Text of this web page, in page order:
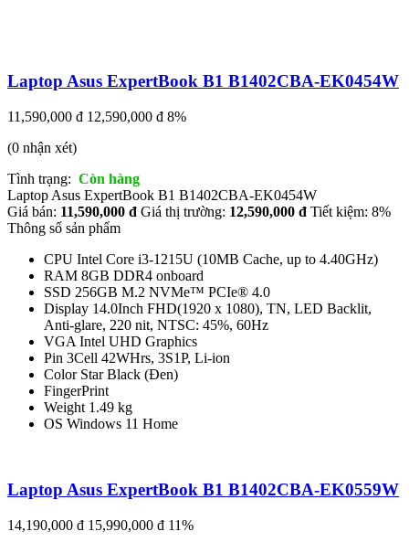
Laptop Asus ExpertBook B1 B1402CBA-EK0454W
11,590,000 đ 12,590,000 đ 8%
(0 nhận xét)
Tình trạng: Còn hàng
Laptop Asus ExpertBook B1 B1402CBA-EK0454W
Giá bán: 11,590,000 đ Giá thị trường: 12,590,000 đ Tiết kiệm: 8%
Thông số sản phẩm
CPU Intel Core i3-1215U (10MB Cache, up to 4.40GHz)
RAM 8GB DDR4 onboard
SSD 256GB M.2 NVMe™ PCIe® 4.0
Display 14.0Inch FHD(1920 x 1080), TN, LED Backlit,
Anti-glare, 220 nit, NTSC: 45%, 60Hz
VGA Intel UHD Graphics
Pin 3Cell 42WHrs, 3S1P, Li-ion
Color Star Black (Đen)
FingerPrint
Weight 1.49 kg
OS Windows 11 Home
Laptop Asus ExpertBook B1 B1402CBA-EK0559W
14,190,000 đ 15,990,000 đ 11%